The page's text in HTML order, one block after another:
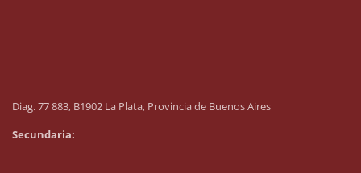
Diag. 77 883, B1902 La Plata, Provincia de Buenos Aires
Secundaria: